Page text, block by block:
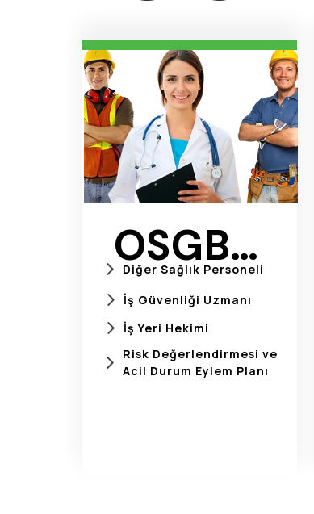
OSGB
Hizmetleri
İş Güvenliği Uzmanı
İş Yeri Hekimi
Diğer Sağlık Personeli
Risk Değerlendirmesi ve
Acil Durum Eylem Planı